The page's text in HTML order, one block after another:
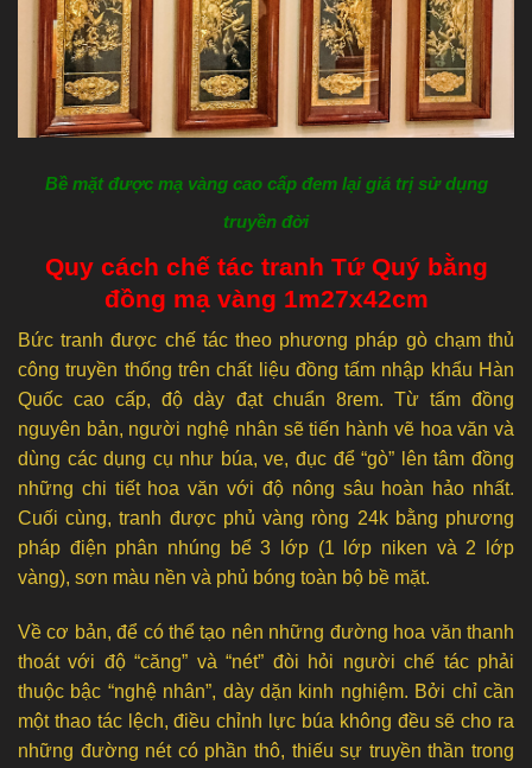
Bề mặt được mạ vàng cao cấp đem lại giá trị sử dụng
truyền đời
Quy cách chế tác tranh Tứ Quý bằng
đồng mạ vàng 1m27x42cm
Bức tranh được chế tác theo phương pháp gò chạm thủ
công truyền thống trên chất liệu đồng tấm nhập khẩu Hàn
Quốc cao cấp, độ dày đạt chuẩn 8rem. Từ tấm đồng
nguyên bản, người nghệ nhân sẽ tiến hành vẽ hoa văn và
dùng các dụng cụ như búa, ve, đục để “gò” lên tâm đồng
những chi tiết hoa văn với độ nông sâu hoàn hảo nhất.
Cuối cùng, tranh được phủ vàng ròng 24k bằng phương
pháp điện phân nhúng bể 3 lớp (1 lớp niken và 2 lớp
vàng), sơn màu nền và phủ bóng toàn bộ bề mặt.
Về cơ bản, để có thể tạo nên những đường hoa văn thanh
thoát với độ “căng” và “nét” đòi hỏi người chế tác phải
thuộc bậc “nghệ nhân”, dày dặn kinh nghiệm. Bởi chỉ cần
một thao tác lệch, điều chỉnh lực búa không đều sẽ cho ra
những đường nét có phần thô, thiếu sự truyền thần trong